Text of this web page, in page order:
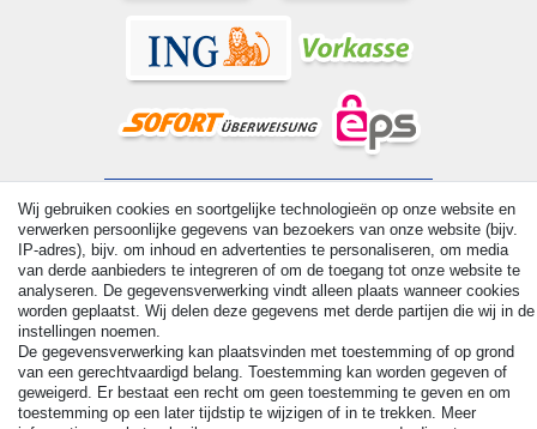
reserved. Prices incl. VAT. 19% VAT Basic prices see article detail
| * Applies to deliveries to the UK!
Wij gebruiken cookies en soortgelijke technologieën op onze website en
verwerken persoonlijke gegevens van bezoekers van onze website (bijv.
IP-adres), bijv. om inhoud en advertenties te personaliseren, om media
van derde aanbieders te integreren of om de toegang tot onze website te
analyseren. De gegevensverwerking vindt alleen plaats wanneer cookies
worden geplaatst. Wij delen deze gegevens met derde partijen die wij in de
instellingen noemen.
De gegevensverwerking kan plaatsvinden met toestemming of op grond
van een gerechtvaardigd belang. Toestemming kan worden gegeven of
geweigerd. Er bestaat een recht om geen toestemming te geven en om
toestemming op een later tijdstip te wijzigen of in te trekken. Meer
Herroepingsrecht uitoefenen Contact